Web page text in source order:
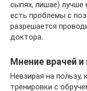
сыпях, лишае) лучше
есть проблемы с
разрешается
доктора.
Мнение врачей и
Невзирая на пользу,
тренировки с